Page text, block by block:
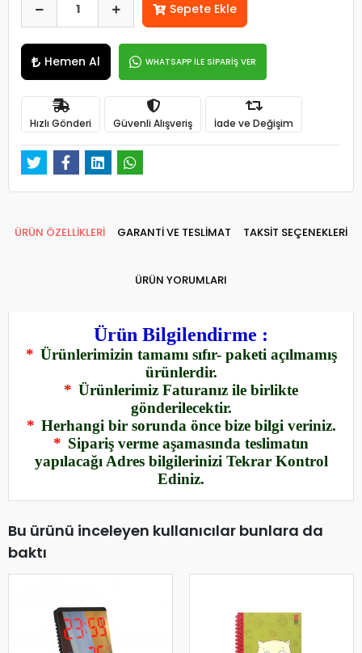
Sepete Ekle
Hemen Al WHATSAPP İLE SİPARİŞ VER
Hızlı Gönderi Güvenli Alışveriş İade ve Değişim
ÜRÜN ÖZELLİKLERİ GARANTİ VE TESLİMAT TAKSİT SEÇENEKLERİ
ÜRÜN YORUMLARI
Ürün Bilgilendirme :
* Ürünlerimizin tamamı sıfır- paketi açılmamış
ürünlerdir.
* Ürünlerimiz Faturanız ile birlikte
gönderilecektir.
* Herhangi bir sorunda önce bize bilgi veriniz.
* Sipariş verme aşamasında teslimatın
yapılacağı Adres bilgilerinizi Tekrar Kontrol
Ediniz.
Bu ürünü inceleyen kullanıcılar bunlara da
baktı